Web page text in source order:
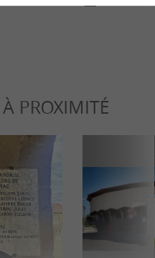
À PROXIMITÉ